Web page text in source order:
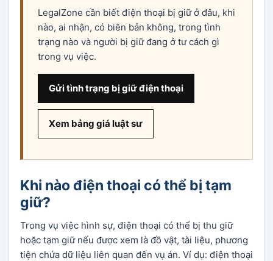
LegalZone cần biết điện thoại bị giữ ở đâu, khi
nào, ai nhận, có biên bản không, trong tình
trạng nào và người bị giữ đang ở tư cách gì
trong vụ việc.
Gửi tình trạng bị giữ điện thoại
Xem bảng giá luật sư
Khi nào điện thoại có thể bị tạm
giữ?
Trong vụ việc hình sự, điện thoại có thể bị thu giữ
hoặc tạm giữ nếu được xem là đồ vật, tài liệu, phương
tiện chứa dữ liệu liên quan đến vụ án. Ví dụ: điện thoại